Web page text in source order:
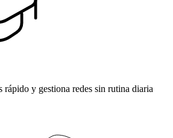
rápido y gestiona redes sin rutina diaria